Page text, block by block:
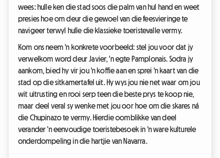
wees: hulle ken die stad soos die palm van hul hand en weet
presies hoe om deur die gewoel van die feesvieringe te
navigeer terwyl hulle die klassieke toeristevalle vermy.
Kom ons neem 'n konkrete voorbeeld: stel jou voor dat jy
verwelkom word deur Javier, 'n egte Pamplonais. Sodra jy
aankom, bied hy vir jou 'n koffie aan en sprei 'n kaart van die
stad op die sitkamertafel uit. Hy wys jou nie net waar om jou
wit uitrusting en rooi serp teen die beste prys te koop nie,
maar deel veral sy wenke met jou oor hoe om die skares ná
die Chupinazo te vermy. Hierdie oomblikke van deel
verander 'n eenvoudige toeristebesoek in 'n ware kulturele
onderdompeling in die hartjie van Navarra.